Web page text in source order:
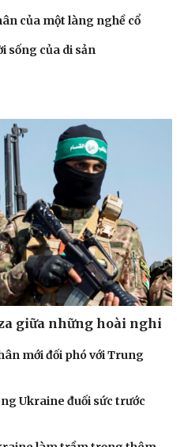
của một làng nghề cổ
sống của di sản
giữa những hoài nghi
mới đối phó với Trung
Ukraine đuối sức trước